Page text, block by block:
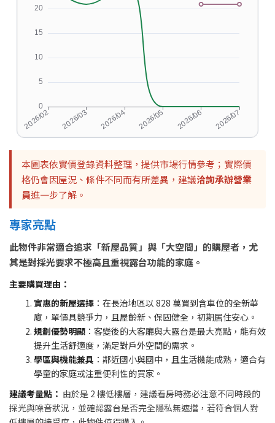
本圖表依實價登錄資料整理，提供市場行情參考；實際價
格仍會因屋況、條件不同而有所差異，建議洽詢承辦營業
員進一步了解。
專家亮點
此物件非常適合追求「新屋品質」與「大空間」的購屋者，尤
其是對採光要求不極高且重視露台功能的家庭。
主要購買理由：
實惠的新屋選擇 ：在長治地區以 828 萬買到含車位的全新華
廈，單價具競爭力，且屋齡新、保固健全，初期居住安心。
規劃優勢明顯 ：客變後的大客廳與大露台是最大亮點，能有效
提升生活舒適度，滿足對戶外空間的需求。
學區與機能兼具 ：鄰近國小與國中，且生活機能成熟，適合有
學童的家庭或注重便利性的買家。
建議考量點： 由於是 2 樓低樓層，建議看房時務必注意不同時段的
採光與噪音狀況，並確認露台是否完全隱私無遮擋，若符合個人對